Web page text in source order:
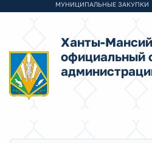
МУНИЦИПАЛЬНЫЕ ЗАКУПКИ
Ханты-
официальный